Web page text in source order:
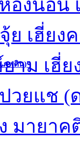
ภพดิน)”
องนอน
ย เฮี่ยง
าม เฮี่ย
วยแช (
มายา